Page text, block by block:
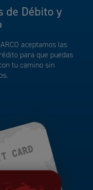
de Débito y
aceptamos las
para que puedas
tu camino sin